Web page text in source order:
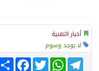
أخبار التقنية
لا يوجد وسوم
انشر
FacebookTwitter
WhatsAppTelegram